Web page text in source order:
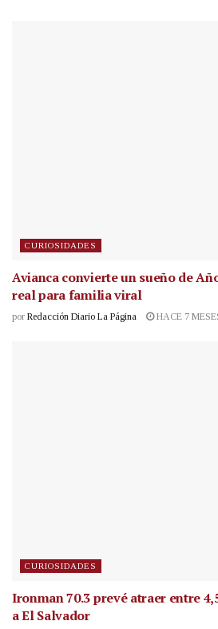
CURIOSIDADES
Avianca convierte un sueño de
real para familia viral
por Redacción Diario La Página HACE 7
CURIOSIDADES
Ironman 70.3 prevé atraer entre
a El Salvador